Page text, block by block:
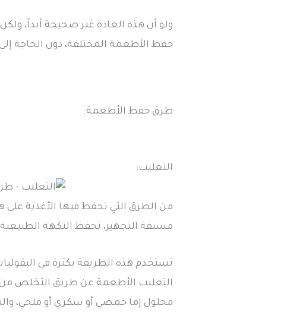
ولو أن هذه العادة غير صحيحة أبداً،
حفظ الأطعمة المختلفة، دون الحاجة
طرق حفظ الأطعمة:
التعليب:
من الطرق التي تحفظ فيها الأغذية على
مسبقة التجهيز، تحفظ النكهة
تستخدم هذه الطريقة بكثرة في
التعليب الأطعمة عن طريق التخلص
محلول إما حمضي أو سكري أو ملحي، والتي